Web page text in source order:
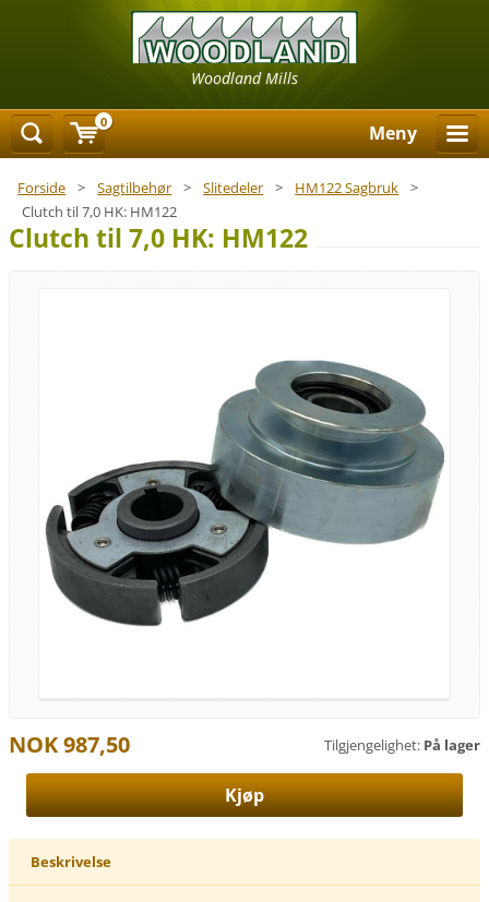
Woodland Mills
Meny
Forside > Sagtilbehør > Slitedeler > HM122 Sagbruk
>
Clutch til 7,0 HK: HM122
Clutch til 7,0 HK: HM122
Tilgjengelighet: På lager
NOK 987,50
Beskrivelse
0